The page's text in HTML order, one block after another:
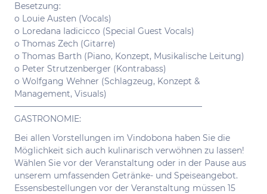
Besetzung:
o Louie Austen (Vocals)
o Loredana Iadicicco (Special Guest Vocals)
o Thomas Zech (Gitarre)
o Thomas Barth (Piano, Konzept, Musikalische Leitung)
o Peter Strutzenberger (Kontrabass)
o Wolfgang Wehner (Schlagzeug, Konzept &
Management, Visuals)
——————————————————————–
GASTRONOMIE:
Bei allen Vorstellungen im Vindobona haben Sie die
Möglichkeit sich auch kulinarisch verwöhnen zu lassen!
Wählen Sie vor der Veranstaltung oder in der Pause aus
unserem umfassenden Getränke- und Speiseangebot.
Essensbestellungen vor der Veranstaltung müssen 15